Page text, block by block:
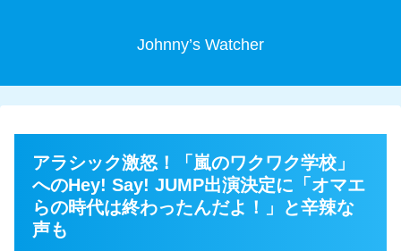
Johnny’s Watcher
アラシック激怒！「嵐のワクワク学校」
へのHey! Say! JUMP出演決定に「オマエ
らの時代は終わったんだよ！」と辛辣な
声も